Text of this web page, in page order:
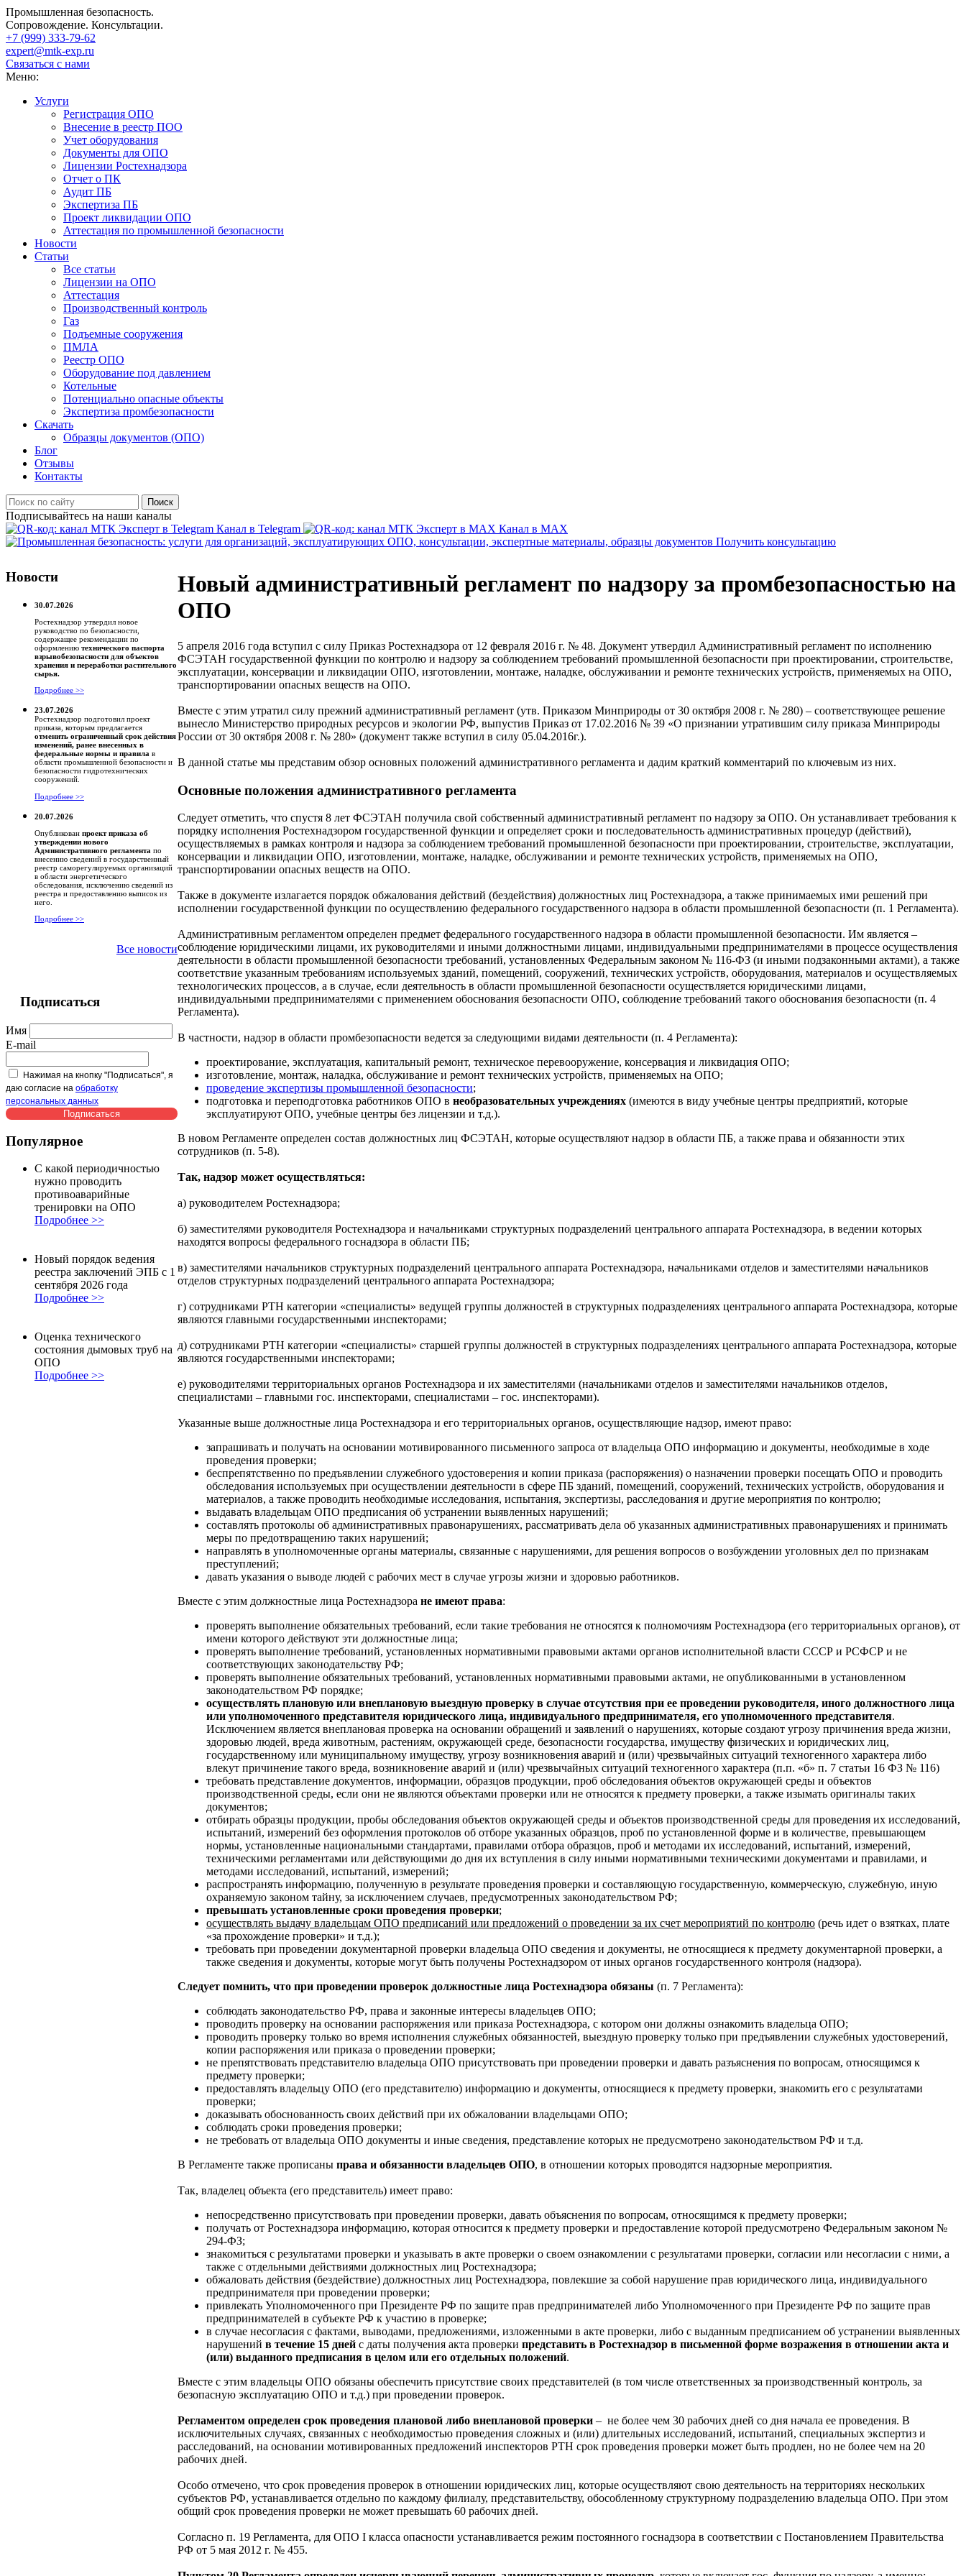
Промышленная безопасность.
Сопровождение. Консультации.
+7 (999) 333-79-62
expert@mtk-exp.ru
Связаться с нами
Меню:
Услуги
Регистрация ОПО
Внесение в реестр ПОО
Учет оборудования
Документы для ОПО
Лицензии Ростехнадзора
Отчет о ПК
Аудит ПБ
Экспертиза ПБ
Проект ликвидации ОПО
Аттестация по промышленной безопасности
Новости
Статьи
Все статьи
Лицензии на ОПО
Аттестация
Производственный контроль
Газ
Подъемные сооружения
ПМЛА
Реестр ОПО
Оборудование под давлением
Котельные
Потенциально опасные объекты
Экспертиза промбезопасности
Скачать
Образцы документов (ОПО)
Блог
Отзывы
Контакты
Поиск
Подписывайтесь на наши каналы
Канал в Telegram
Канал в MAX
Получить консультацию
Новости
30.07.2026
Ростехнадзор утвердил новое
руководство по безопасности,
содержащее рекомендации по
оформлению технического паспорта
взрывобезопасности для объектов
хранения и переработки растительного
сырья.
Подробнее >>
23.07.2026
Ростехнадзор подготовил проект
приказа, которым предлагается
отменить ограниченный срок действия
изменений, ранее внесенных в
федеральные нормы и правила в
области промышленной безопасности и
безопасности гидротехнических
сооружений.
Подробнее >>
20.07.2026
Опубликован проект приказа об
утверждении нового
Административного регламента по
внесению сведений в государственный
реестр саморегулируемых организаций
в области энергетического
обследования, исключению сведений из
реестра и предоставлению выписок из
него.
Подробнее >>
Все новости
Подписаться
Имя
E-mail
Нажимая на кнопку "Подписаться", я
даю согласие на обработку
персональных данных
Популярное
С какой периодичностью
нужно проводить
противоаварийные
тренировки на ОПО
Подробнее >>
Новый порядок ведения
реестра заключений ЭПБ с 1
сентября 2026 года
Подробнее >>
Оценка технического
состояния дымовых труб на
ОПО
Подробнее >>
Новый административный регламент по надзору за промбезопасностью на
ОПО
5 апреля 2016 года вступил с силу Приказ Ростехнадзора от 12 февраля 2016 г. № 48. Документ утвердил Административный регламент по исполнению
ФСЭТАН государственной функции по контролю и надзору за соблюдением требований промышленной безопасности при проектировании, строительстве,
эксплуатации, консервации и ликвидации ОПО, изготовлении, монтаже, наладке, обслуживании и ремонте технических устройств, применяемых на ОПО,
транспортировании опасных веществ на ОПО.
Вместе с этим утратил силу прежний административный регламент (утв. Приказом Минприроды от 30 октября 2008 г. № 280) – соответствующее решение
вынесло Министерство природных ресурсов и экологии РФ, выпустив Приказ от 17.02.2016 № 39 «О признании утратившим силу приказа Минприроды
России от 30 октября 2008 г. № 280» (документ также вступил в силу 05.04.2016г.).
В данной статье мы представим обзор основных положений административного регламента и дадим краткий комментарий по ключевым из них.
Основные положения административного регламента
Следует отметить, что спустя 8 лет ФСЭТАН получила свой собственный административный регламент по надзору за ОПО. Он устанавливает требования к
порядку исполнения Ростехнадзором государственной функции и определяет сроки и последовательность административных процедур (действий),
осуществляемых в рамках контроля и надзора за соблюдением требований промышленной безопасности при проектировании, строительстве, эксплуатации,
консервации и ликвидации ОПО, изготовлении, монтаже, наладке, обслуживании и ремонте технических устройств, применяемых на ОПО,
транспортировании опасных веществ на ОПО.
Также в документе излагается порядок обжалования действий (бездействия) должностных лиц Ростехнадзора, а также принимаемых ими решений при
исполнении государственной функции по осуществлению федерального государственного надзора в области промышленной безопасности (п. 1 Регламента).
Административным регламентом определен предмет федерального государственного надзора в области промышленной безопасности. Им является –
соблюдение юридическими лицами, их руководителями и иными должностными лицами, индивидуальными предпринимателями в процессе осуществления
деятельности в области промышленной безопасности требований, установленных Федеральным законом № 116-ФЗ (и иными подзаконными актами), а также
соответствие указанным требованиям используемых зданий, помещений, сооружений, технических устройств, оборудования, материалов и осуществляемых
технологических процессов, а в случае, если деятельность в области промышленной безопасности осуществляется юридическими лицами,
индивидуальными предпринимателями с применением обоснования безопасности ОПО, соблюдение требований такого обоснования безопасности (п. 4
Регламента).
В частности, надзор в области промбезопасности ведется за следующими видами деятельности (п. 4 Регламента):
проектирование, эксплуатация, капитальный ремонт, техническое перевооружение, консервация и ликвидация ОПО;
изготовление, монтаж, наладка, обслуживание и ремонт технических устройств, применяемых на ОПО;
проведение экспертизы промышленной безопасности;
подготовка и переподготовка работников ОПО в необразовательных учреждениях (имеются в виду учебные центры предприятий, которые
эксплуатируют ОПО, учебные центры без лицензии и т.д.).
В новом Регламенте определен состав должностных лиц ФСЭТАН, которые осуществляют надзор в области ПБ, а также права и обязанности этих
сотрудников (п. 5-8).
Так, надзор может осуществляться:
а) руководителем Ростехнадзора;
б) заместителями руководителя Ростехнадзора и начальниками структурных подразделений центрального аппарата Ростехнадзора, в ведении которых
находятся вопросы федерального госнадзора в области ПБ;
в) заместителями начальников структурных подразделений центрального аппарата Ростехнадзора, начальниками отделов и заместителями начальников
отделов структурных подразделений центрального аппарата Ростехнадзора;
г) сотрудниками РТН категории «специалисты» ведущей группы должностей в структурных подразделениях центрального аппарата Ростехнадзора, которые
являются главными государственными инспекторами;
д) сотрудниками РТН категории «специалисты» старшей группы должностей в структурных подразделениях центрального аппарата Ростехнадзора, которые
являются государственными инспекторами;
е) руководителями территориальных органов Ростехнадзора и их заместителями (начальниками отделов и заместителями начальников отделов,
специалистами – главными гос. инспекторами, специалистами – гос. инспекторами).
Указанные выше должностные лица Ростехнадзора и его территориальных органов, осуществляющие надзор, имеют право:
запрашивать и получать на основании мотивированного письменного запроса от владельца ОПО информацию и документы, необходимые в ходе
проведения проверки;
беспрепятственно по предъявлении служебного удостоверения и копии приказа (распоряжения) о назначении проверки посещать ОПО и проводить
обследования используемых при осуществлении деятельности в сфере ПБ зданий, помещений, сооружений, технических устройств, оборудования и
материалов, а также проводить необходимые исследования, испытания, экспертизы, расследования и другие мероприятия по контролю;
выдавать владельцам ОПО предписания об устранении выявленных нарушений;
составлять протоколы об административных правонарушениях, рассматривать дела об указанных административных правонарушениях и принимать
меры по предотвращению таких нарушений;
направлять в уполномоченные органы материалы, связанные с нарушениями, для решения вопросов о возбуждении уголовных дел по признакам
преступлений;
давать указания о выводе людей с рабочих мест в случае угрозы жизни и здоровью работников.
Вместе с этим должностные лица Ростехнадзора не имеют права:
проверять выполнение обязательных требований, если такие требования не относятся к полномочиям Ростехнадзора (его территориальных органов), от
имени которого действуют эти должностные лица;
проверять выполнение требований, установленных нормативными правовыми актами органов исполнительной власти СССР и РСФСР и не
соответствующих законодательству РФ;
проверять выполнение обязательных требований, установленных нормативными правовыми актами, не опубликованными в установленном
законодательством РФ порядке;
осуществлять плановую или внеплановую выездную проверку в случае отсутствия при ее проведении руководителя, иного должностного лица
или уполномоченного представителя юридического лица, индивидуального предпринимателя, его уполномоченного представителя.
Исключением является внеплановая проверка на основании обращений и заявлений о нарушениях, которые создают угрозу причинения вреда жизни,
здоровью людей, вреда животным, растениям, окружающей среде, безопасности государства, имуществу физических и юридических лиц,
государственному или муниципальному имуществу, угрозу возникновения аварий и (или) чрезвычайных ситуаций техногенного характера либо
влекут причинение такого вреда, возникновение аварий и (или) чрезвычайных ситуаций техногенного характера (п.п. «б» п. 7 статьи 16 ФЗ № 116)
требовать представление документов, информации, образцов продукции, проб обследования объектов окружающей среды и объектов
производственной среды, если они не являются объектами проверки или не относятся к предмету проверки, а также изымать оригиналы таких
документов;
отбирать образцы продукции, пробы обследования объектов окружающей среды и объектов производственной среды для проведения их исследований,
испытаний, измерений без оформления протоколов об отборе указанных образцов, проб по установленной форме и в количестве, превышающем
нормы, установленные национальными стандартами, правилами отбора образцов, проб и методами их исследований, испытаний, измерений,
техническими регламентами или действующими до дня их вступления в силу иными нормативными техническими документами и правилами, и
методами исследований, испытаний, измерений;
распространять информацию, полученную в результате проведения проверки и составляющую государственную, коммерческую, служебную, иную
охраняемую законом тайну, за исключением случаев, предусмотренных законодательством РФ;
превышать установленные сроки проведения проверки;
осуществлять выдачу владельцам ОПО предписаний или предложений о проведении за их счет мероприятий по контролю (речь идет о взятках, плате
«за прохождение проверки» и т.д.);
требовать при проведении документарной проверки владельца ОПО сведения и документы, не относящиеся к предмету документарной проверки, а
также сведения и документы, которые могут быть получены Ростехнадзором от иных органов государственного контроля (надзора).
Следует помнить, что при проведении проверок должностные лица Ростехнадзора обязаны (п. 7 Регламента):
соблюдать законодательство РФ, права и законные интересы владельцев ОПО;
проводить проверку на основании распоряжения или приказа Ростехнадзора, с котором они должны ознакомить владельца ОПО;
проводить проверку только во время исполнения служебных обязанностей, выездную проверку только при предъявлении служебных удостоверений,
копии распоряжения или приказа о проведении проверки;
не препятствовать представителю владельца ОПО присутствовать при проведении проверки и давать разъяснения по вопросам, относящимся к
предмету проверки;
предоставлять владельцу ОПО (его представителю) информацию и документы, относящиеся к предмету проверки, знакомить его с результатами
проверки;
доказывать обоснованность своих действий при их обжаловании владельцами ОПО;
соблюдать сроки проведения проверки;
не требовать от владельца ОПО документы и иные сведения, представление которых не предусмотрено законодательством РФ и т.д.
В Регламенте также прописаны права и обязанности владельцев ОПО, в отношении которых проводятся надзорные мероприятия.
Так, владелец объекта (его представитель) имеет право:
непосредственно присутствовать при проведении проверки, давать объяснения по вопросам, относящимся к предмету проверки;
получать от Ростехнадзора информацию, которая относится к предмету проверки и предоставление которой предусмотрено Федеральным законом №
294-ФЗ;
знакомиться с результатами проверки и указывать в акте проверки о своем ознакомлении с результатами проверки, согласии или несогласии с ними, а
также с отдельными действиями должностных лиц Ростехнадзора;
обжаловать действия (бездействие) должностных лиц Ростехнадзора, повлекшие за собой нарушение прав юридического лица, индивидуального
предпринимателя при проведении проверки;
привлекать Уполномоченного при Президенте РФ по защите прав предпринимателей либо Уполномоченного при Президенте РФ по защите прав
предпринимателей в субъекте РФ к участию в проверке;
в случае несогласия с фактами, выводами, предложениями, изложенными в акте проверки, либо с выданным предписанием об устранении выявленных
нарушений в течение 15 дней с даты получения акта проверки представить в Ростехнадзор в письменной форме возражения в отношении акта и
(или) выданного предписания в целом или его отдельных положений.
Вместе с этим владельцы ОПО обязаны обеспечить присутствие своих представителей (в том числе ответственных за производственный контроль, за
безопасную эксплуатацию ОПО и т.д.) при проведении проверок.
Регламентом определен срок проведения плановой либо внеплановой проверки – не более чем 30 рабочих дней со дня начала ее проведения. В
исключительных случаях, связанных с необходимостью проведения сложных и (или) длительных исследований, испытаний, специальных экспертиз и
расследований, на основании мотивированных предложений инспекторов РТН срок проведения проверки может быть продлен, но не более чем на 20
рабочих дней.
Особо отмечено, что срок проведения проверок в отношении юридических лиц, которые осуществляют свою деятельность на территориях нескольких
субъектов РФ, устанавливается отдельно по каждому филиалу, представительству, обособленному структурному подразделению владельца ОПО. При этом
общий срок проведения проверки не может превышать 60 рабочих дней.
Согласно п. 19 Регламента, для ОПО I класса опасности устанавливается режим постоянного госнадзора в соответствии с Постановлением Правительства
РФ от 5 мая 2012 г. № 455.